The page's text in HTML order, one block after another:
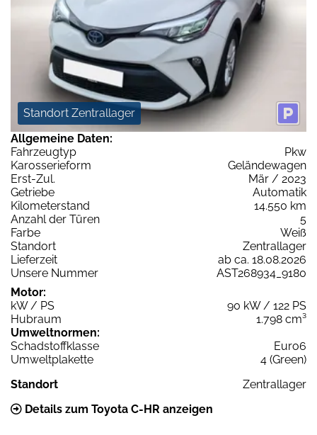
Standort Zentrallager
Allgemeine Daten:
Fahrzeugtyp
Pkw
Karosserieform
Geländewagen
Erst-Zul.
Mär / 2023
Getriebe
Automatik
Kilometerstand
14.550 km
Anzahl der Türen
5
Farbe
Weiß
Standort
Zentrallager
Lieferzeit
ab ca. 18.08.2026
Unsere Nummer
AST268934_9180
Motor:
kW / PS
90 kW / 122 PS
Hubraum
1.798 cm³
Umweltnormen:
Schadstoffklasse
Euro6
Umweltplakette
4 (Green)
Standort
Zentrallager
Details zum Toyota C-HR anzeigen